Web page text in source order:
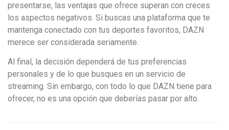
presentarse, las ventajas que ofrece superan con creces
los aspectos negativos. Si buscas una plataforma que te
mantenga conectado con tus deportes favoritos, DAZN
merece ser considerada seriamente.
Al final, la decisión dependerá de tus preferencias
personales y de lo que busques en un servicio de
streaming. Sin embargo, con todo lo que DAZN tiene para
ofrecer, no es una opción que deberías pasar por alto.